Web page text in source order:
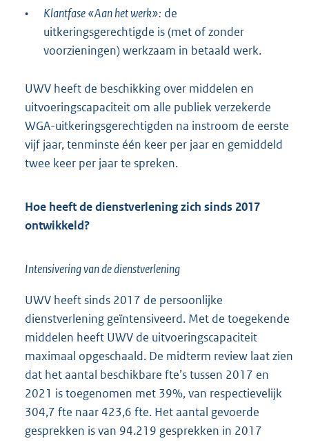
• Klantfase «Aan het werk»: de
uitkeringsgerechtigde is (met of zonder
voorzieningen) werkzaam in betaald werk.
UWV heeft de beschikking over middelen en
uitvoeringscapaciteit om alle publiek verzekerde
WGA-uitkeringsgerechtigden na instroom de eerste
vijf jaar, tenminste één keer per jaar en gemiddeld
twee keer per jaar te spreken.
Hoe heeft de dienstverlening zich sinds 2017
ontwikkeld?
Intensivering van de dienstverlening
UWV heeft sinds 2017 de persoonlijke
dienstverlening geïntensiveerd. Met de toegekende
middelen heeft UWV de uitvoeringscapaciteit
maximaal opgeschaald. De midterm review laat zien
dat het aantal beschikbare fte’s tussen 2017 en
2021 is toegenomen met 39%, van respectievelijk
304,7 fte naar 423,6 fte. Het aantal gevoerde
gesprekken is van 94.219 gesprekken in 2017